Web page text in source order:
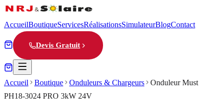
AccueilBoutiqueServicesRéalisationsSimulateurBlogContact
Devis Gratuit
Accueil Boutique Onduleurs & Chargeurs
Onduleur Must
PH18-3024 PRO 3kW 24V